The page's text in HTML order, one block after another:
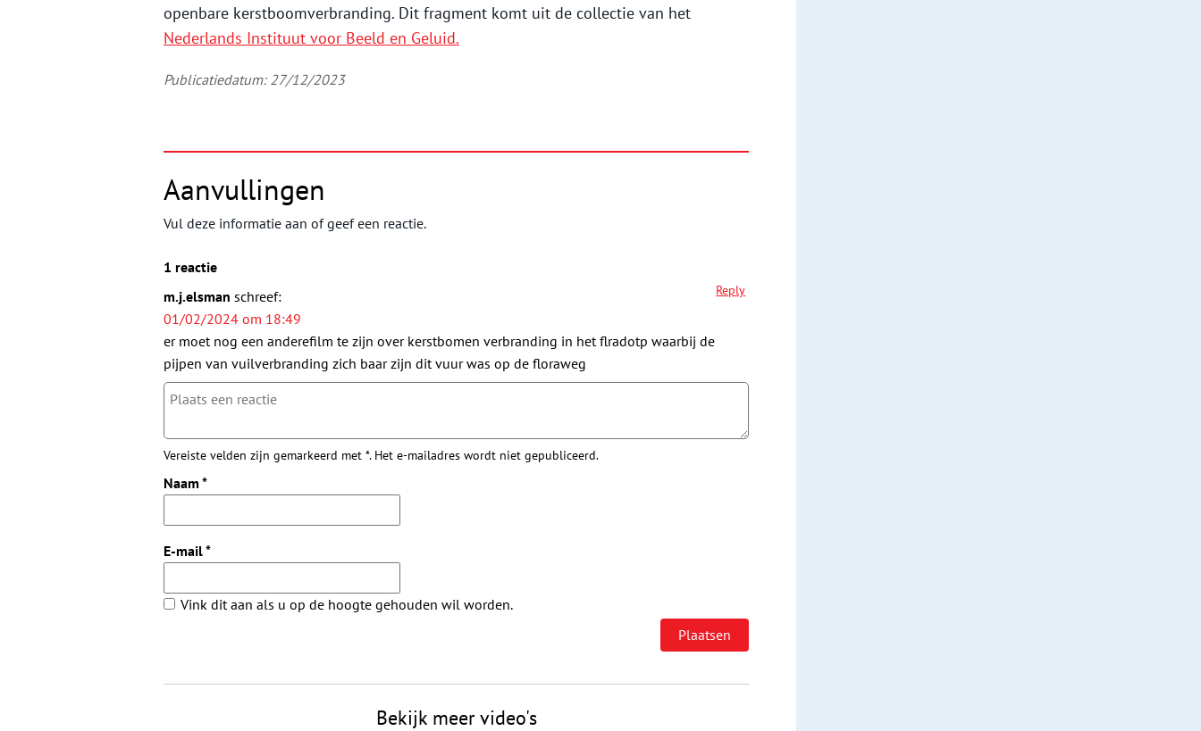
openbare kerstboomverbranding. Dit fragment komt uit de collectie van het
Nederlands Instituut voor Beeld en Geluid.
Publicatiedatum: 27/12/2023
Aanvullingen
Vul deze informatie aan of geef een reactie.
1 reactie
m.j.elsman schreef:
01/02/2024 om 18:49
er moet nog een anderefilm te zijn over kerstbomen verbranding in het flradotp waarbij de
pijpen van vuilverbranding zich baar zijn dit vuur was op de floraweg
Reply
Vereiste velden zijn gemarkeerd met *. Het e-mailadres wordt niet gepubliceerd.
Naam *
E-mail*
Vink dit aan als u op de hoogte gehouden wil worden.
Bekijk meer video's